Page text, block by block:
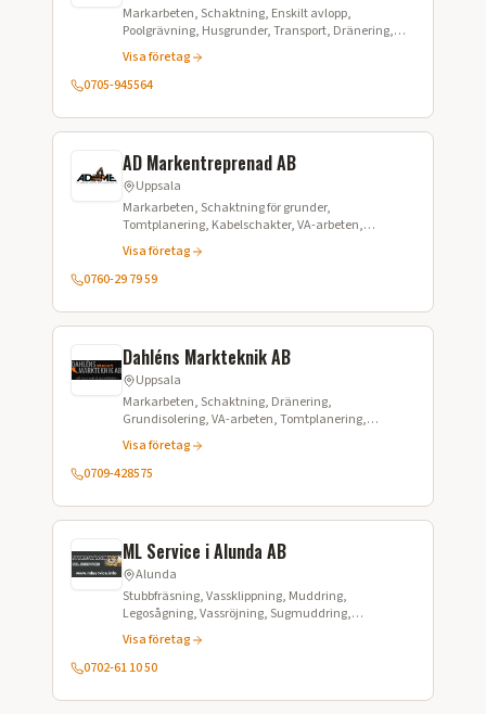
Markarbeten, Schaktning, Enskilt avlopp,
Poolgrävning, Husgrunder, Transport, Dränering,
Grävning, Jordleveranser
Visa företag
0705-945564
AD Markentreprenad AB
Uppsala
Markarbeten, Schaktning för grunder,
Tomtplanering, Kabelschakter, VA-arbeten,
Avloppsanläggningar, Garageuppfarter, Dränering,
Grundisolering, Dikning, Poolschakt,
Trädgårdsdesign
Visa företag
0760-29 79 59
Dahléns Markteknik AB
Uppsala
Markarbeten, Schaktning, Dränering,
Grundisolering, VA-arbeten, Tomtplanering,
Plattläggning, Kabelschakter, Stensättning,
Grävning
Visa företag
0709-428575
ML Service i Alunda AB
Alunda
Stubbfräsning, Vassklippning, Muddring,
Legosågning, Vassröjning, Sugmuddring,
Grävmuddring
Visa företag
0702-61 10 50